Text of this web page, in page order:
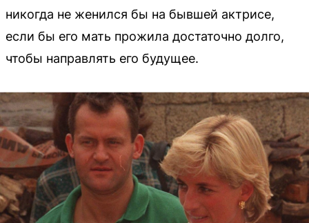
никогда не женился бы на бывшей актрисе,
если бы его мать прожила достаточно долго,
чтобы направлять его будущее.